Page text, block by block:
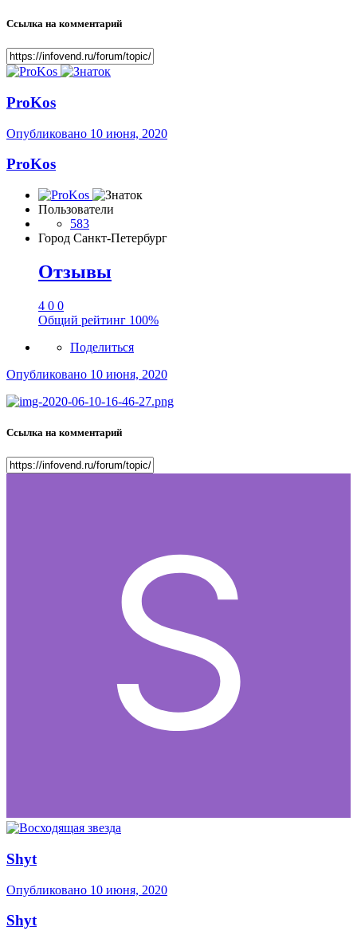
Ссылка на комментарий
ProKos
Опубликовано 10 июня, 2020
ProKos
Пользователи
583
Город Санкт-Петербург
Отзывы
4 0 0
Общий рейтинг 100%
Поделиться
Опубликовано 10 июня, 2020
Ссылка на комментарий
Shyt
Опубликовано 10 июня, 2020
Shyt